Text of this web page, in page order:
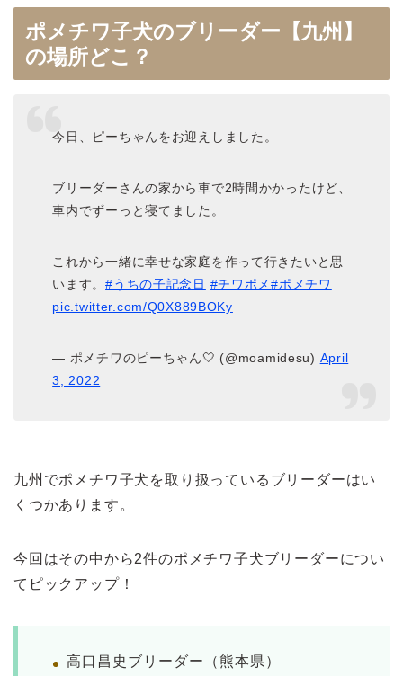
ポメチワ子犬のブリーダー【九州】
の場所どこ？
今日、ピーちゃんをお迎えしました。
ブリーダーさんの家から車で2時間かかったけど、
車内でずーっと寝てました。
これから一緒に幸せな家庭を作って行きたいと思
います。#うちの子記念日 #チワポメ#ポメチワ
pic.twitter.com/Q0X889BOKy
— ポメチワのピーちゃん🤍 (@moamidesu) April
3, 2022
九州でポメチワ子犬を取り扱っているブリーダーはい
くつかあります。
今回はその中から2件のポメチワ子犬ブリーダーについ
てピックアップ！
高口昌史ブリーダー（熊本県）